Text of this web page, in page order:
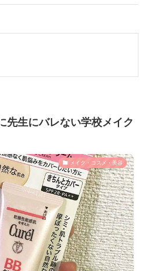
先生にバレない学校メイク
メイク・コスメ・美容